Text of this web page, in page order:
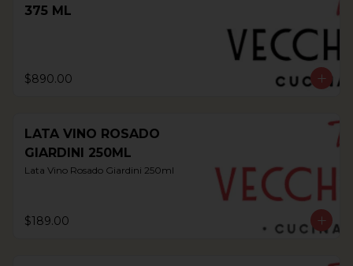
375 ML
$890.00
LATA VINO ROSADO
GIARDINI 250ML
Lata Vino Rosado Giardini 250ml
$189.00